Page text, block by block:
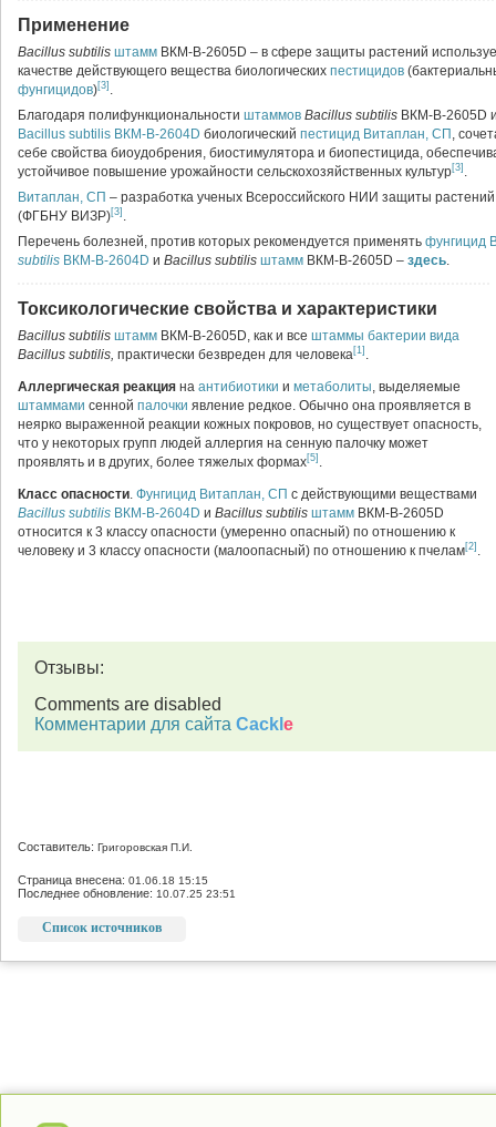
Применение
Bacillus subtilis штамм ВКМ-В-2605D – в сфере защиты растений
качестве действующего вещества биологических пестицидов
фунгицидов)[3] .
Благодаря полифункциональности штаммов Bacillus subtilis ВКМ-В-2605D
Bacillus subtilis ВКМ-В-2604D биологический пестицид Витаплан, СП ,
себе свойства биоудобрения, биостимулятора и биопестицида,
устойчивое повышение урожайности сельскохозяйственных культур[3] .
Витаплан, СП – разработка ученых Всероссийского НИИ защиты растений
(ФГБНУ ВИЗР)[3] .
Перечень болезней, против которых рекомендуется применять фунгицид
subtilis ВКМ-В-2604D и Bacillus subtilis штамм ВКМ-В-2605D – здесь.
Токсикологические свойства и характеристики
Bacillus subtilis штамм ВКМ-В-2605D, как и все штаммы бактерии вида
Bacillus subtilis, практически безвреден для человека[1] .
Аллергическая реакция на антибиотики и метаболиты, выделяемые
штаммами сенной палочки явление редкое. Обычно она проявляется в
неярко выраженной реакции кожных покровов, но существует опасность,
что у некоторых групп людей аллергия на сенную палочку может
проявлять и в других, более тяжелых формах[5] .
Класс опасности. Фунгицид Витаплан, СП с действующими веществами
Bacillus subtilis ВКМ-В-2604D и Bacillus subtilis штамм ВКМ-В-2605D
относится к 3 классу опасности (умеренно опасный) по отношению к
человеку и 3 классу опасности (малоопасный) по отношению к пчелам[2] .
Отзывы:
Comments are disabled
Комментарии для сайта Cackl e
Составитель: Григоровская П.И.
Страница внесена: 01.06.18 15:15
Последнее обновление: 10.07.25 23:51
Список источников